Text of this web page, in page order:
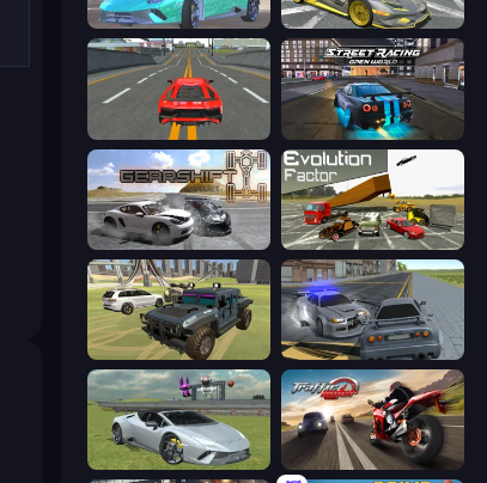
Real City Driver Wrong Way
Modern Car Racing 2
Gearshift One Evolution Factor
4x4 Offroader RCC City Racing
Sports Cars Driver Traffic Rider